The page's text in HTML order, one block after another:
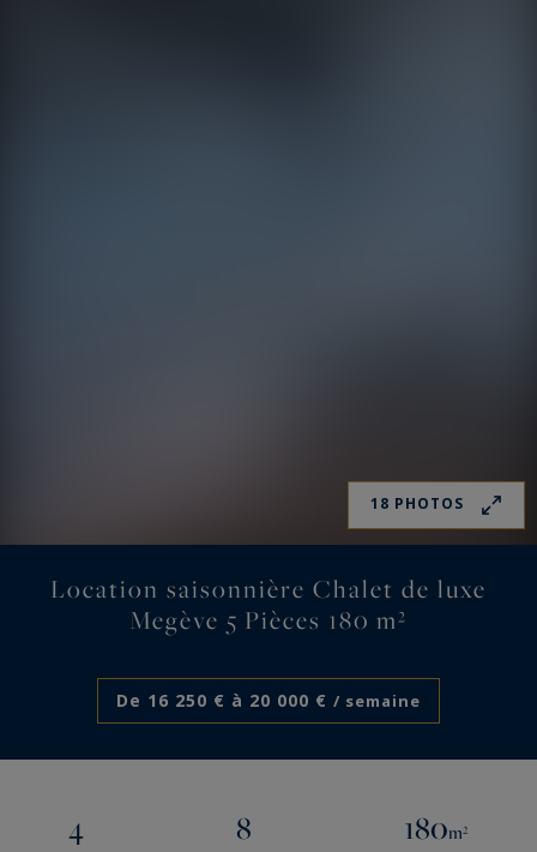
18 PHOTOS
Location saisonnière Chalet de luxe
Megève 5 Pièces 180 m²
De 16 250 € à 20 000 € / semaine
4 8 180m²